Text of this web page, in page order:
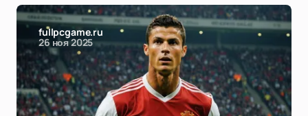
fullpcgame.ru
26 ноя 2025